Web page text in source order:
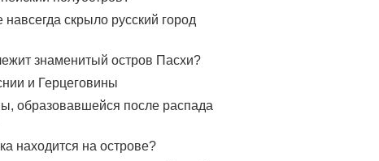
скрыло русский город
знаменитый остров Пасхи?
и Герцеговины
образовавшейся после распада
находится на острове?